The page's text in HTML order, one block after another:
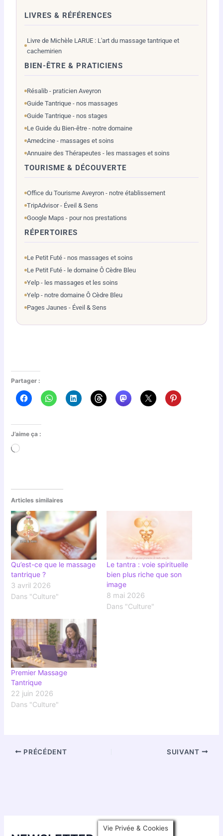
LIVRES & RÉFÉRENCES
Livre de Michèle LARUE : L'art du massage tantrique et
cachemirien
BIEN-ÊTRE & PRATICIENS
Résalib - praticien Aveyron
Guide Tantrique - nos massages
Guide Tantrique - nos stages
Le Guide du Bien-être - notre domaine
Amedcine - massages et soins
Annuaire des Thérapeutes - les massages et soins
TOURISME & DÉCOUVERTE
Office du Tourisme Aveyron - notre établissement
TripAdvisor - Éveil & Sens
Google Maps - pour nos prestations
RÉPERTOIRES
Le Petit Futé - nos massages et soins
Le Petit Futé - le domaine Ô Cèdre Bleu
Yelp - les massages et les soins
Yelp - notre domaine Ô Cèdre Bleu
Pages Jaunes - Éveil & Sens
Partager :
J’aime ça :
Chargement…
Articles similaires
Qu’est-ce que le massage
tantrique ?
3 avril 2026
Dans "Culture"
Le tantra : voie spirituelle
bien plus riche que son
image
8 mai 2026
Dans "Culture"
Premier Massage
Tantrique
22 juin 2026
Dans "Culture"
PRÉCÉDENT SUIVANT
Vie Privée & Cookies